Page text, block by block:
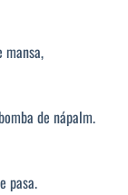
mansa,
de nápalm.
pasa.